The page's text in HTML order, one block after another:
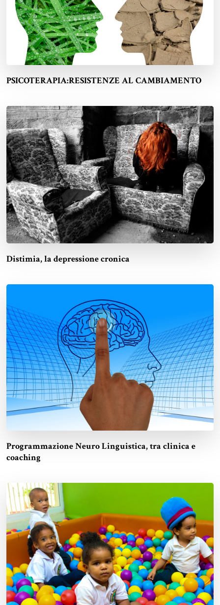
PSICOTERAPIA:RESISTENZE AL CAMBIAMENTO
Distimia, la depressione cronica
Programmazione Neuro Linguistica, tra clinica e
coaching